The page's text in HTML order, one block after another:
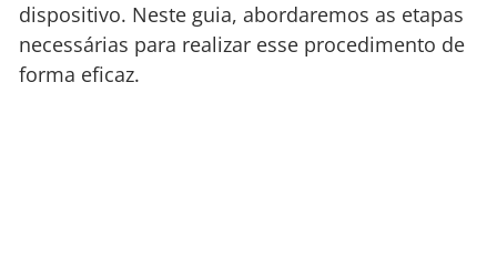
dispositivo. Neste guia, abordaremos as etapas
necessárias para realizar esse procedimento de
forma eficaz.